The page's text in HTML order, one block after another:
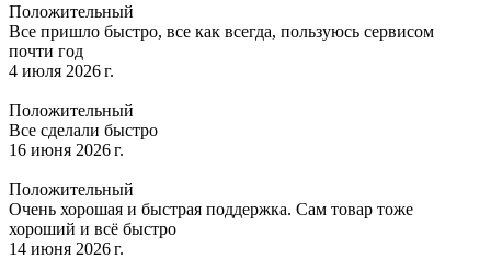
Положительный
Все пришло быстро, все как всегда, пользуюсь сервисом
почти год
4 июля 2026 г.
Положительный
Все сделали быстро
16 июня 2026 г.
Положительный
Очень хорошая и быстрая поддержка. Сам товар тоже
хороший и всё быстро
14 июня 2026 г.